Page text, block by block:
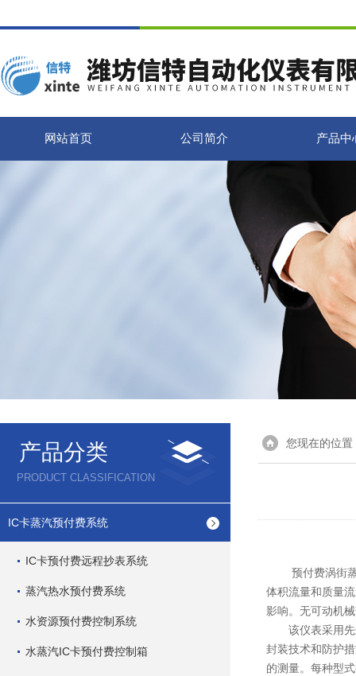
网站首页 公司简介 产品中
产品分类
PRODUCT CLASSIFICATION
IC卡蒸汽预付费系统
IC卡预付费远程抄表系统
蒸汽热水预付费系统
水资源预付费控制系统
水蒸汽IC卡预付费控制箱
您现在的位置
预付费涡街蒸汽
体积流量和质量
影响。无可动机
该仪表采用先
封装技术和防护
的测量。每种型